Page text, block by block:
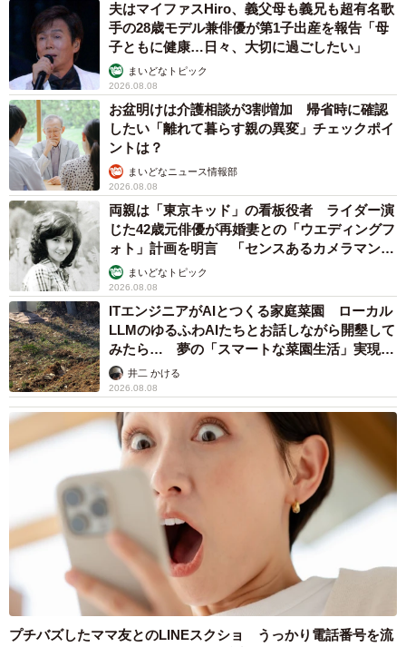
5/5
らいらちゃんとくぅちゃん（「ほんわか姉妹」さん提供）
夫はマイファスHiro、義父母も義兄も超有名歌
手の28歳モデル兼俳優が第1子出産を報告「母
子ともに健康…日々、大切に過ごしたい」
まいどなトピック
2026.08.08
お盆明けは介護相談が3割増加 帰省時に確認
したい「離れて暮らす親の異変」チェックポイ
ントは？
まいどなニュース情報部
2026.08.08
両親は「東京キッド」の看板役者 ライダー演
じた42歳元俳優が再婚妻との「ウエディングフ
ォト」計画を明言 「センスあるカメラマン求
む」まいどなトピック
2026.08.08
ITエンジニアがAIとつくる家庭菜園 ローカル
LLMのゆるふわAIたちとお話しながら開墾して
みたら… 夢の「スマートな菜園生活」実現な
るか井二 かける
2026.08.08
プチバズしたママ友とのLINEスクショ うっかり電話番号を流